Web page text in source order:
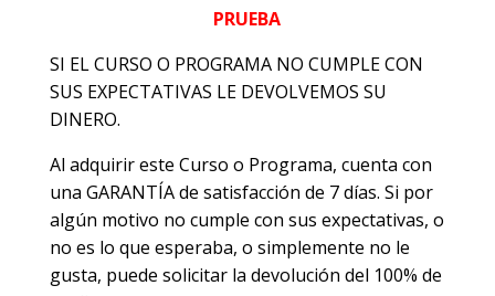
PRUEBA
SI EL CURSO O PROGRAMA NO CUMPLE CON
SUS EXPECTATIVAS LE DEVOLVEMOS SU
DINERO.
Al adquirir este Curso o Programa, cuenta con
una GARANTÍA de satisfacción de 7 días. Si por
algún motivo no cumple con sus expectativas, o
no es lo que esperaba, o simplemente no le
gusta, puede solicitar la devolución del 100% de